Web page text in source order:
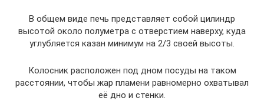
В общем виде печь представляет собой цилиндр
высотой около полуметра с отверстием наверху, куда
углубляется казан минимум на 2/3 своей высоты.
Колосник расположен под дном посуды на таком
расстоянии, чтобы жар пламени равномерно охватывал
её дно и стенки.